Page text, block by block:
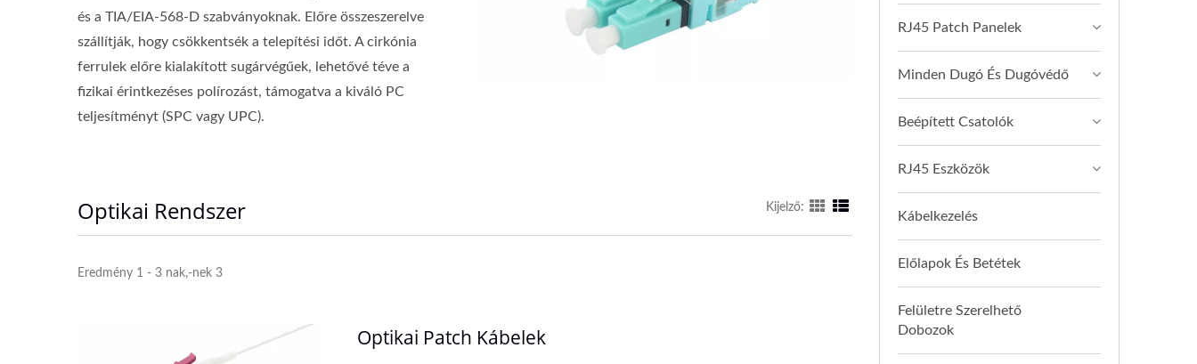
és a TIA/EIA-568-D szabványoknak. Előre összeszerelve
szállítják, hogy csökkentsék a telepítési időt. A cirkónia
ferrulek előre kialakított sugárvégűek, lehetővé téve a
fizikai érintkezéses polírozást, támogatva a kiváló PC
teljesítményt (SPC vagy UPC).
Optikai Rendszer Kijelző:
Eredmény 1 - 3 nak,-nek 3
Optikai Patch Kábelek
RJ45 Patch Panelek
Minden Dugó És Dugóvédő
Beépített Csatolók
RJ45 Eszközök
Kábelkezelés
Előlapok És Betétek
Felületre Szerelhető
Dobozok